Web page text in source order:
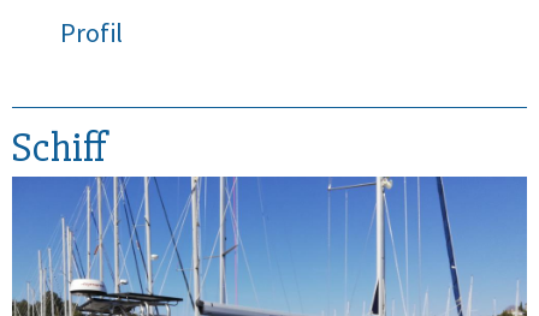
Profil
Schiff